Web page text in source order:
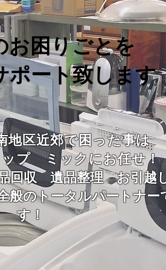
お困りごとを
ポート致します​
地区近郊で困った事は
ップ ミックにお任せ！
回収 遺品整理 お引
般のトータルパートナー
す！